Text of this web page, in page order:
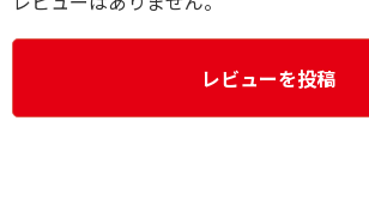
レビューを投稿